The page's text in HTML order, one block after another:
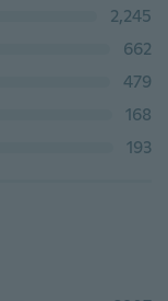
2,245
662
479
168
193